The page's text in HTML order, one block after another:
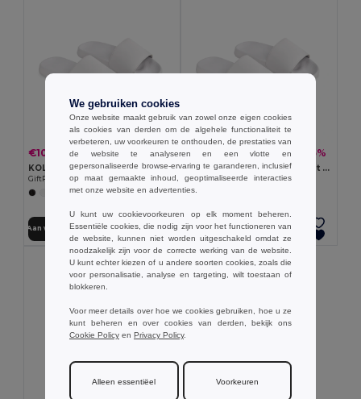
€10.23 €15.66 -35%
KOLAM Slippers anti-slip maat 38/39
GiftRetail MO6785
Aan winkelwagen toevoegen
€10.23 €15.66 -35%
KOLAM Slippers antislip maat 36/37
GiftRetail MO6784
Aan winkelwagen toevoegen
We gebruiken cookies
Onze website maakt gebruik van zowel onze eigen cookies
als cookies van derden om de algehele functionaliteit te
verbeteren, uw voorkeuren te onthouden, de prestaties van
de website te analyseren en een vlotte en
gepersonaliseerde browse-ervaring te garanderen, inclusief
op maat gemaakte inhoud, geoptimaliseerde interacties
met onze website en advertenties.
U kunt uw cookievoorkeuren op elk moment beheren.
Essentiële cookies, die nodig zijn voor het functioneren van
de website, kunnen niet worden uitgeschakeld omdat ze
noodzakelijk zijn voor de correcte werking van de website.
U kunt echter kiezen of u andere soorten cookies, zoals die
voor personalisatie, analyse en targeting, wilt toestaan of
blokkeren.
Voor meer details over hoe we cookies gebruiken, hoe u ze
kunt beheren en over cookies van derden, bekijk ons
Cookie Policy en Privacy Policy.
Alleen essentiëel Voorkeuren